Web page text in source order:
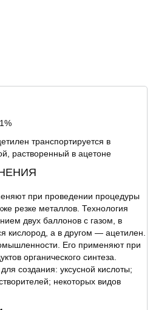
транспортируется в
растворенный в ацетоне
при проведении процедуры
резке металлов. Технология
двух баллонов с газом, в
кислород, а в другом — ацетилен.
Его применяют при
органического синтеза.
создания: уксусной кислоты;
некоторых видов